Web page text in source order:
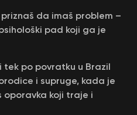
da imaš problem –
pad koji ga je
po povratku u Brazil
i supruge, kada je
koji traje i